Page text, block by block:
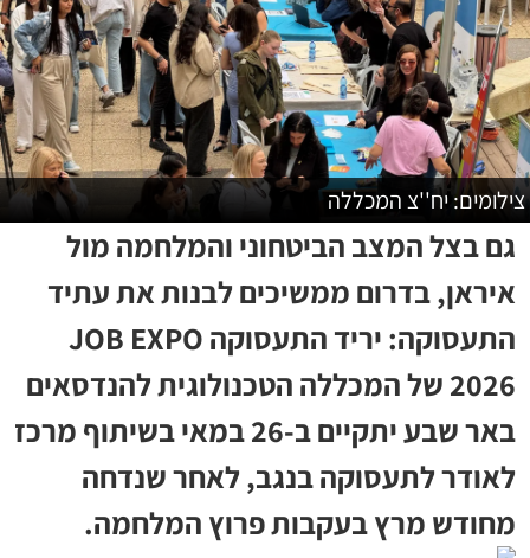
צילומים: יח''צ המכללה
גם בצל המצב הביטחוני והמלחמה מול
איראן, בדרום ממשיכים לבנות את עתיד
התעסוקה: יריד התעסוקה JOB EXPO
2026 של המכללה הטכנולוגית להנדסאים
באר שבע יתקיים ב-26 במאי בשיתוף מרכז
לאודר לתעסוקה בנגב, לאחר שנדחה
מחודש מרץ בעקבות פרוץ המלחמה.